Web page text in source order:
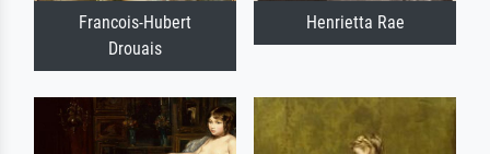
Francois-Hubert
Drouais
Henrietta Rae